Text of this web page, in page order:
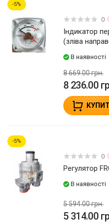
5
0
Індикатор перепаду тиску KIT-MD DPG/1,5
(зліва
В наявності
8 236.00
8 669.00 грн.
5
0
Регулятор
В наявності
5 314.00
5 594.00 грн.